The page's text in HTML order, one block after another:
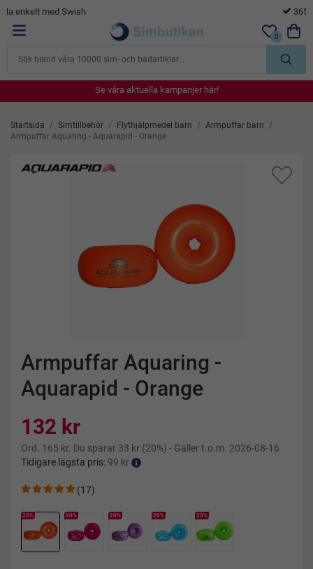
0
Se våra aktuella kampanjer här!
Se våra aktuella kampanjer här!
Se våra aktuella kampanjer här!
Se våra aktuella kampanjer här!
Startsida / Simtillbehör / Flythjälpmedel barn / Armpuffar barn
/
Armpuffar Aquaring - Aquarapid - Orange
Armpuffar Aquaring -
Aquarapid - Orange
132 kr
Ord. 165 kr. Du sparar 33 kr (20%) - Gäller t.o.m. 2026-08-16
Tidigare lägsta pris: 99 kr
(17)
20% 20% 20% 20% 20%